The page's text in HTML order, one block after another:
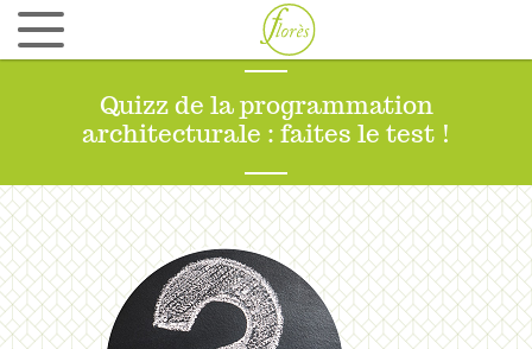
Ergonomie et aménagement d’espaces avec
Tool to Team
QUI SOMMES NOUS ?
Equipe
Réseau
RÉFÉRENCES
Quizz de la programmation
architecturale : faites le test !